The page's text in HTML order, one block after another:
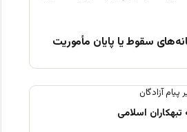
سقوط یا پایان مأموریت